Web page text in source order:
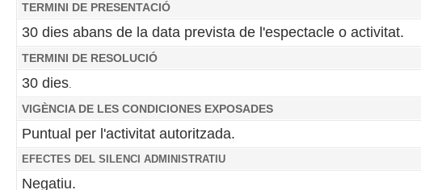
TERMINI DE PRESENTACIÓ
30 dies abans de la data prevista de l'espectacle o activitat.
TERMINI DE RESOLUCIÓ
30 dies.
VIGÈNCIA DE LES CONDICIONES EXPOSADES
Puntual per l'activitat autoritzada.
EFECTES DEL SILENCI ADMINISTRATIU
Negatiu.